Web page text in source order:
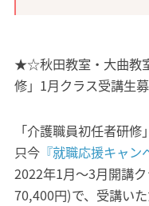
★☆秋田教室・大曲教
修」1月クラス受講生
「介護職員初任者研
只今『就職応援キャン
2022年1月～3月開講
70,400円)で、受講いた